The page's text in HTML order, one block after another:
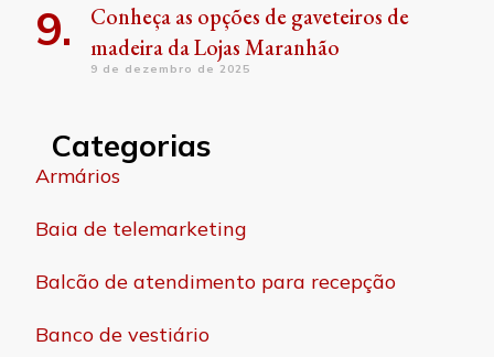
Conheça as opções de gaveteiros de
madeira da Lojas Maranhão
9 de dezembro de 2025
Categorias
Armários
Baia de telemarketing
Balcão de atendimento para recepção
Banco de vestiário